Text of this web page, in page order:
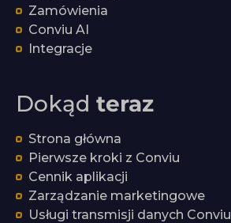
Zamówienia
Conviu AI
Integracje
Dokąd teraz
Strona główna
Pierwsze kroki z Conviu
Cennik aplikacji
Zarządzanie marketingowe
Usługi transmisji danych Conviu